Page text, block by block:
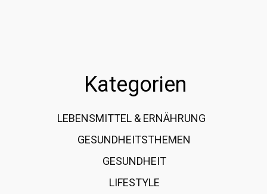
Kategorien
LEBENSMITTEL & ERNÄHRUNG
GESUNDHEITSTHEMEN
GESUNDHEIT
LIFESTYLE